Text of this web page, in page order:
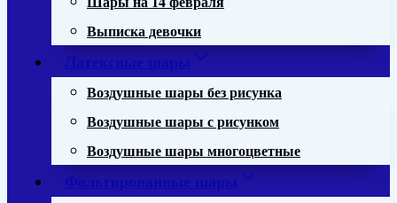
Выписка девочки
Латексные шары
Воздушные шары без рисунка
Воздушные шары с рисунком
Воздушные шары многоцветные
Фольгированные шары